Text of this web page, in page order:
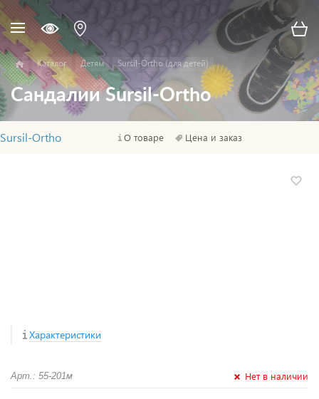
Каталог Детям Sursil-Ortho (для детей)
Сандалии Sursil-Ortho
Sursil-Ortho О товаре Цена и заказ
Характеристики
Арт.: 55-201м Нет в наличии